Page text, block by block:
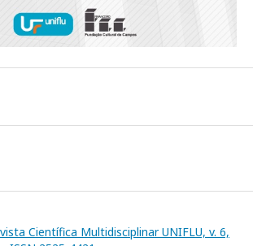
Científica Multidisciplinar UNIFLU, v. 6,